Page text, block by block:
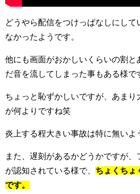
どうやら配信をつけっぱなしにして
なかったようです。
他にも画面がおかしいくらいの割と
だ音を流してしまった事もある様で
ちょっと恥ずかしいですが、あまり
が何よりですね笑
炎上する程大きい事故は特に無いよ
また、遅刻があるかどうかですが
が認知されている様で、 ちょくちょ
です。